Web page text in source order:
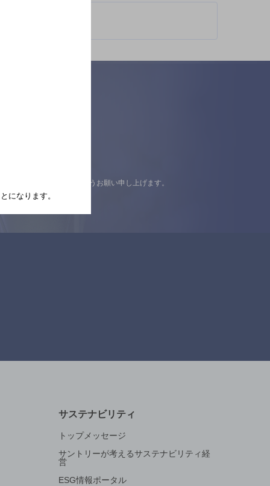
の上ご来店くださいますようお願い申し上げます。
サステナビリティ
トップメッセージ
サントリーが考えるサステナビリティ経
営
ESG情報ポータル
になります。